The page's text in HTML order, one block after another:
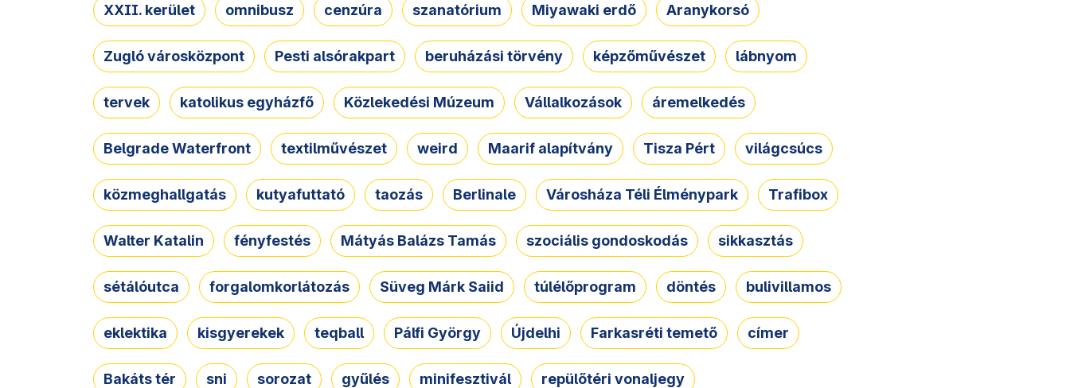
XXII. kerület omnibusz cenzúra szanatórium Miyawaki erdő Aranykorsó
Zugló városközpont Pesti alsórakpart beruházási törvény képzőművészet lábnyom
tervek katolikus egyházfő Közlekedési Múzeum Vállalkozások áremelkedés
Belgrade Waterfront textilművészet weird Maarif alapítvány Tisza Pért világcsúcs
közmeghallgatás kutyafuttató taozás Berlinale Városháza Téli Élménypark Trafibox
Walter Katalin fényfestés Mátyás Balázs Tamás szociális gondoskodás sikkasztás
sétálóutca forgalomkorlátozás Süveg Márk Saiid túlélőprogram döntés bulivillamos
eklektika kisgyerekek teqball Pálfi György Újdelhi Farkasréti temető címer
Bakáts tér sni sorozat gyűlés minifesztivál repülőtéri vonaljegy